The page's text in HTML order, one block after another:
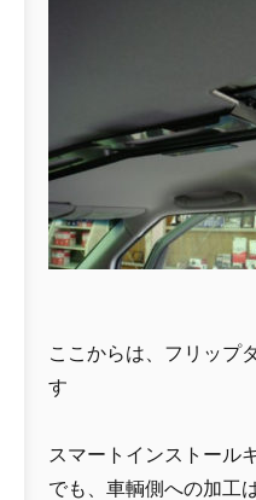
ここからは、フリップ
す
スマートインストール
でも、車輌側への加工